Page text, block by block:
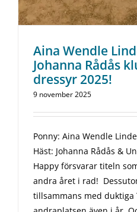
Aina Wendle
Johanna Rådås
dressyr 2025!
9 november 2025
Ponny: Aina Wendle
Häst: Johanna Rådås &
Happy försvarar titeln
andra året i rad!
tillsammans med duktiga